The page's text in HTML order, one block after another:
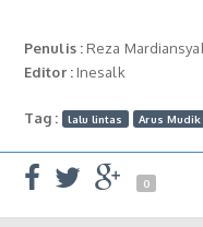
Penulis :Reza
Editor :Inesalk
Tag : lalu lintas Arus Mudik
0